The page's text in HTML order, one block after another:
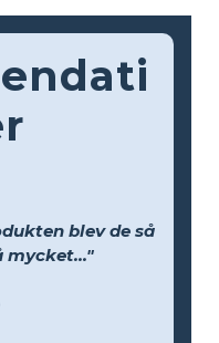
blev de så
mycket..."